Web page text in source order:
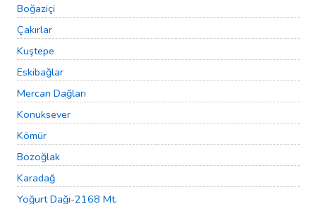
Boğaziçi
Çakırlar
Kuştepe
Eskibağlar
Mercan Dağları
Konuksever
Kömür
Bozoğlak
Karadağ
Yoğurt Dağı-2168 Mt.